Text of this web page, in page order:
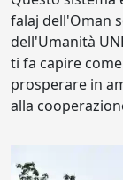
falaj dell'Oman
dell'Umanità
ti fa capire
prosperare in
alla